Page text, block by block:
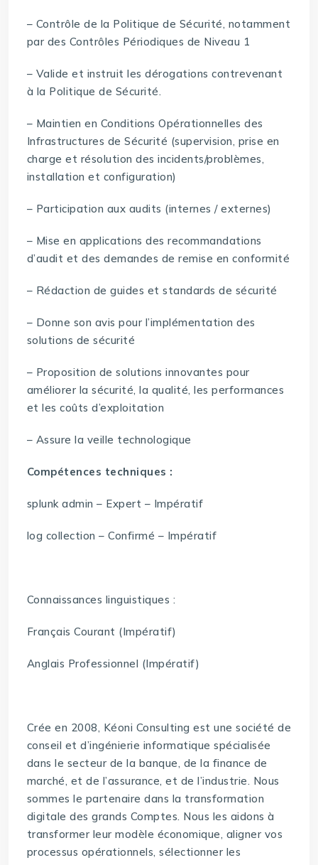
– Contrôle de la Politique de Sécurité, notamment
par des Contrôles Périodiques de Niveau 1
– Valide et instruit les dérogations contrevenant
à la Politique de Sécurité.
– Maintien en Conditions Opérationnelles des
Infrastructures de Sécurité (supervision, prise en
charge et résolution des incidents/problèmes,
installation et configuration)
– Participation aux audits (internes / externes)
– Mise en applications des recommandations
d’audit et des demandes de remise en conformité
– Rédaction de guides et standards de sécurité
– Donne son avis pour l’implémentation des
solutions de sécurité
– Proposition de solutions innovantes pour
améliorer la sécurité, la qualité, les performances
et les coûts d’exploitation
– Assure la veille technologique
Compétences techniques :
splunk admin – Expert – Impératif
log collection – Confirmé – Impératif
Connaissances linguistiques :
Français Courant (Impératif)
Anglais Professionnel (Impératif)
Crée en 2008, Kéoni Consulting est une société de
conseil et d’ingénierie informatique spécialisée
dans le secteur de la banque, de la finance de
marché, et de l’assurance, et de l’industrie. Nous
sommes le partenaire dans la transformation
digitale des grands Comptes. Nous les aidons à
transformer leur modèle économique, aligner vos
processus opérationnels, sélectionner les